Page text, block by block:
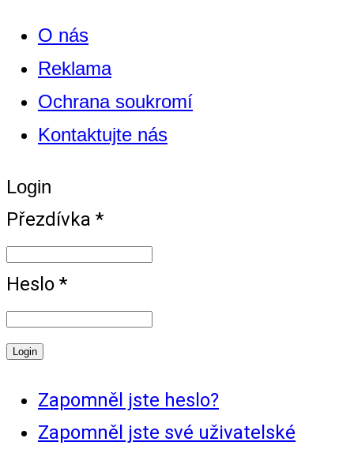
O nás
Reklama
Ochrana soukromí
Kontaktujte nás
Login
Přezdívka *
Heslo *
Zapomněl jste heslo?
Zapomněl jste své uživatelské